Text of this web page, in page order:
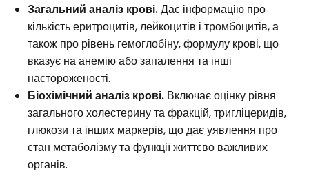
Загальний аналіз крові.Дає інформацію про
кількість еритроцитів, лейкоцитів і тромбоцитів, а
також про рівень гемоглобіну, формулу крові, що
вказує на анемію або запалення та інші
настороженості.
Біохімічний аналіз крові. Включає оцінку рівня
загального холестерину та фракцій, тригліцеридів,
глюкози та інших маркерів, що дає уявлення про
стан метаболізму та функції життєво важливих
органів.